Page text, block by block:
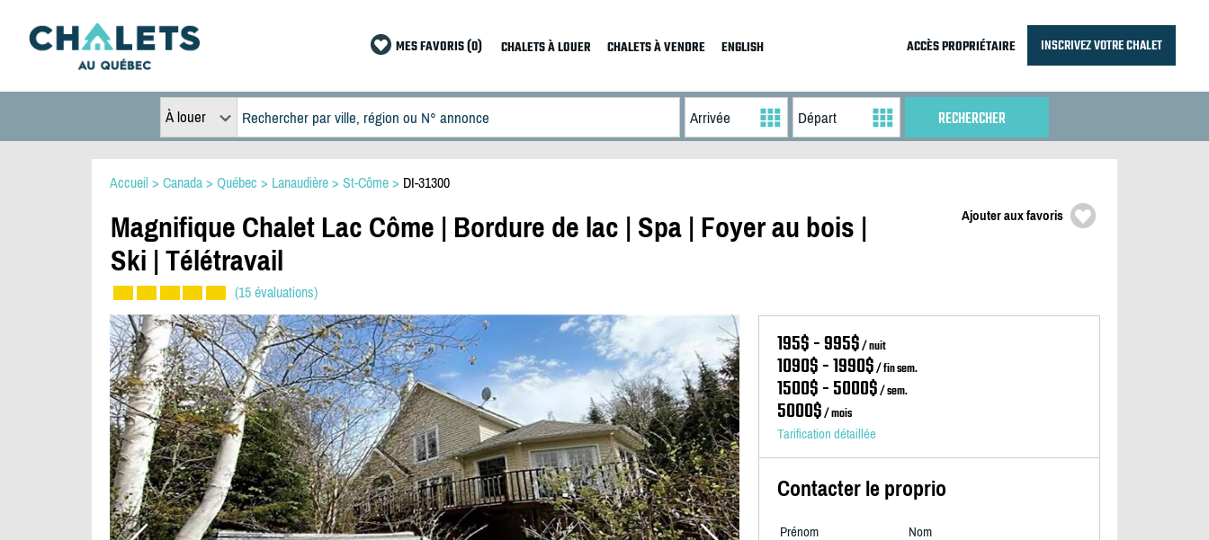
MES FAVORIS (0) CHALETS À LOUER CHALETS À VENDRE ENGLISH ACCÈS PROPRIÉTAIRE INSCRIVEZ VOTRE CHALET
À louer
Accueil > Canada > Québec > Lanaudière > St-Côme > DI-31300
Magnifique Chalet Lac Côme | Bordure de lac | Spa | Foyer au bois |
Ski | Télétravail
(15 évaluations)
Ajouter aux favoris
195$ - 995$/ nuit
1090$ - 1990$/ fin sem.
1500$ - 5000$/ sem.
5000$/ mois
Tarification détaillée
Contacter le proprio
Prénom Nom